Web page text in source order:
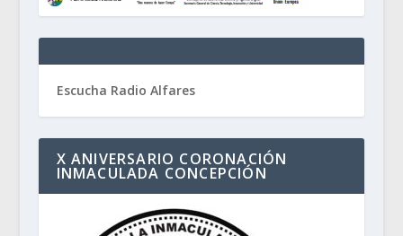
Escucha Radio Alfares
X ANIVERSARIO CORONACIÓN
INMACULADA CONCEPCIÓN